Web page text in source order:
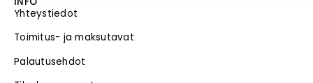
Yhteystiedot
Toimitus- ja maksutavat
Palautusehdot